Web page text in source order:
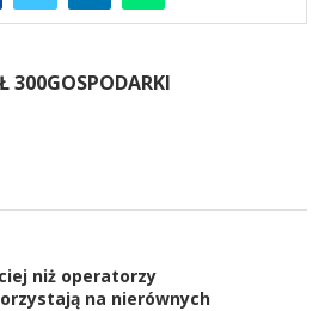
300GOSPODARKI
niż operatorzy
na nierównych